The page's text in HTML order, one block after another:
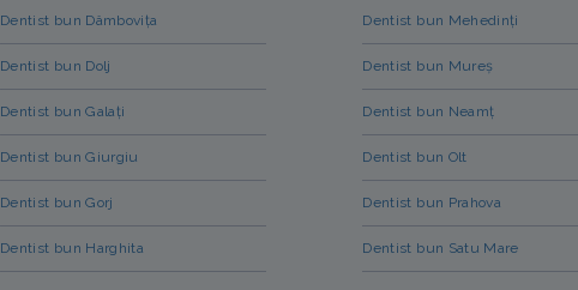
Dentist bun Dâmbovița
Dentist bun Dolj
Dentist bun Galați
Dentist bun Giurgiu
Dentist bun Gorj
Dentist bun Harghita
Dentist bun Mehedinți
Dentist bun Mureș
Dentist bun Neamț
Dentist bun Olt
Dentist bun Prahova
Dentist bun Satu Mare